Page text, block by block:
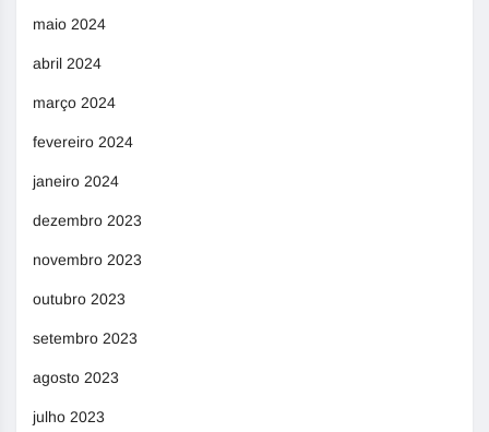
maio 2024
abril 2024
março 2024
fevereiro 2024
janeiro 2024
dezembro 2023
novembro 2023
outubro 2023
setembro 2023
agosto 2023
julho 2023